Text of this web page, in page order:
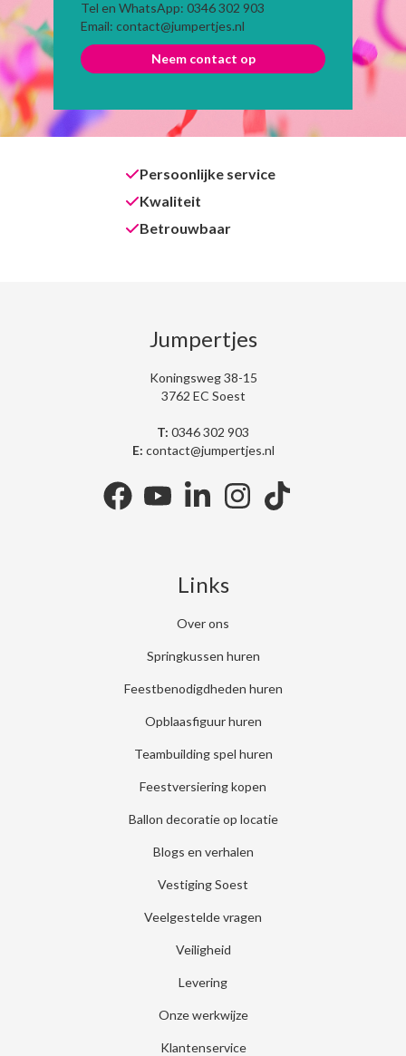
Tel en WhatsApp: 0346 302 903
Email: contact@jumpertjes.nl
Neem contact op
Persoonlijke service
Kwaliteit
Betrouwbaar
Jumpertjes
Koningsweg 38-15
3762 EC Soest
T: 0346 302 903
E: contact@jumpertjes.nl
Links
Over ons
Springkussen huren
Feestbenodigdheden huren
Opblaasfiguur huren
Teambuilding spel huren
Feestversiering kopen
Ballon decoratie op locatie
Blogs en verhalen
Vestiging Soest
Veelgestelde vragen
Veiligheid
Levering
Onze werkwijze
Klantenservice